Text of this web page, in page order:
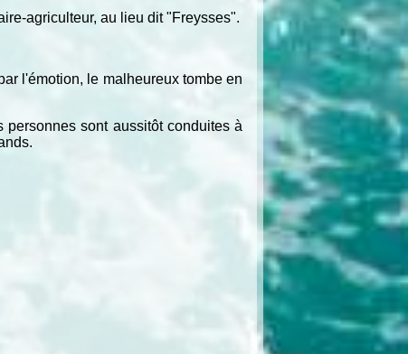
agriculteur, au lieu dit "Freysses".
l'émotion, le malheureux tombe en
sont aussitôt conduites à